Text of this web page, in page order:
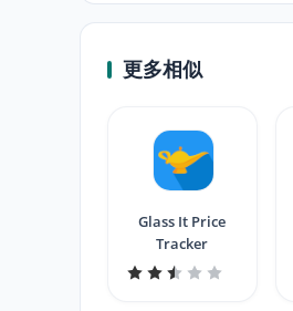
更多相似
Glass It Price
Tracker